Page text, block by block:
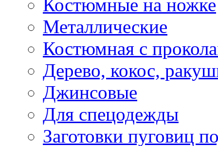
Костюмные на ножке
Металлические
Костюмная с
Дерево, кокос,
Джинсовые
Для спецодежды
Заготовки пуговиц